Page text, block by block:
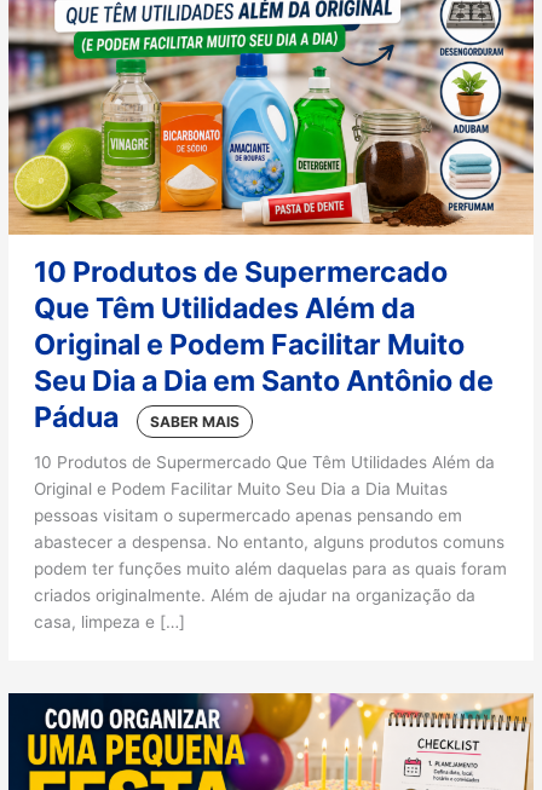
10 Produtos de Supermercado
Que Têm Utilidades Além da
Original e Podem Facilitar Muito
Seu Dia a Dia em Santo Antônio de
Pádua
10 Produtos de Supermercado Que Têm Utilidades Além da
Original e Podem Facilitar Muito Seu Dia a Dia Muitas
pessoas visitam o supermercado apenas pensando em
abastecer a despensa. No entanto, alguns produtos comuns
podem ter funções muito além daquelas para as quais foram
criados originalmente. Além de ajudar na organização da
casa, limpeza e […]